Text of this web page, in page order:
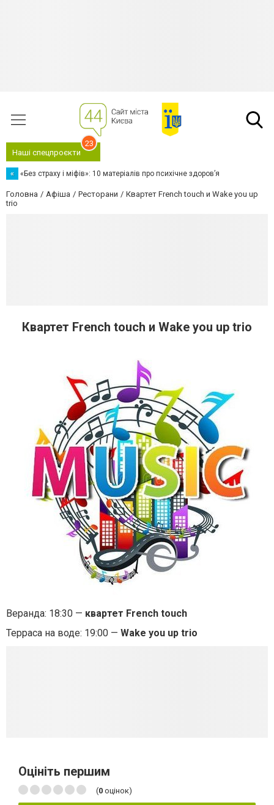
Наші спецпроєкти
23
« «Без страху і міфів»: 10 матеріалів про психічне здоров’я
Головна Афіша Ресторани
Квартет French touch и Wake you up
trio
Квартет French touch и Wake you up trio
Веранда: 18:30 — квартет French touch
Терраса на воде: 19:00 — Wake you up trio
Оцініть першим
(0 оцінок)